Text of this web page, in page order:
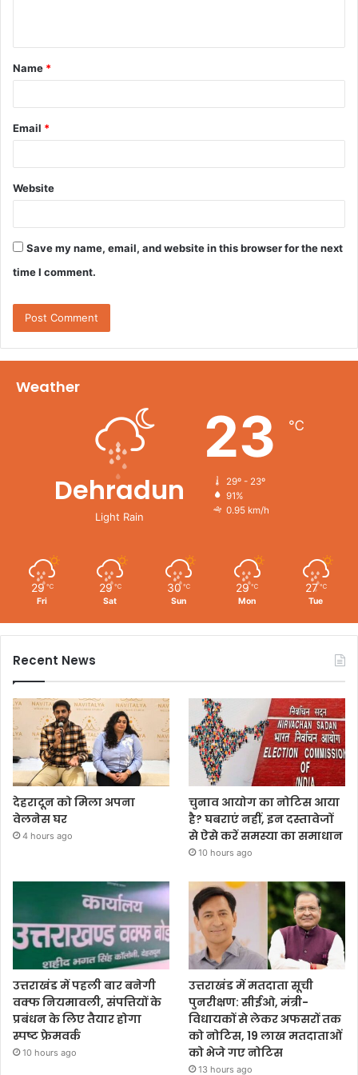
t
*
Name *
Email *
Website
Save my name, email, and website in this browser for the next
time I comment.
Weather
Dehradun
Light Rain
23 ℃
29º - 23º
91%
0.95 km/h
29 ℃
Fri
29 ℃
Sat
30 ℃
Sun
29 ℃
Mon
27 ℃
Tue
Recent News
देहरादून को मिला अपना
वेलनेस घर
4 hours ago
चुनाव आयोग का नोटिस आया
है? घबराएं नहीं, इन दस्तावेजों
से ऐसे करें समस्या का समाधान
10 hours ago
उत्तराखंड में पहली बार बनेगी
वक्फ नियमावली, संपत्तियों के
प्रबंधन के लिए तैयार होगा
स्पष्ट फ्रेमवर्क
10 hours ago
उत्तराखंड में मतदाता सूची
पुनरीक्षण: सीईओ, मंत्री-
विधायकों से लेकर अफसरों तक
को नोटिस, 19 लाख मतदाताओं
को भेजे गए नोटिस
13 hours ago